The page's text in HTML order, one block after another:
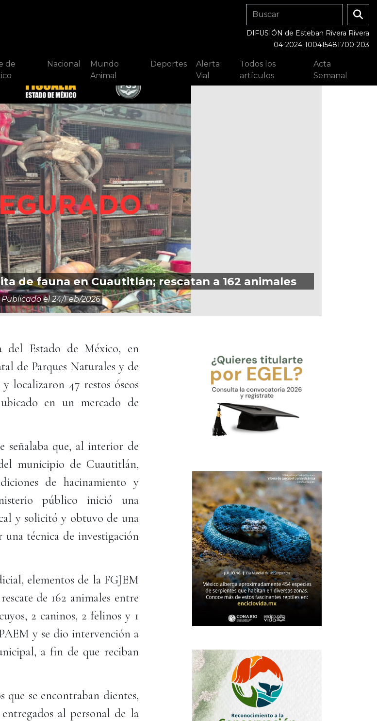
DIFUSIÓN de Esteban Rivera Rivera
04-2024-100415481700-203
de
Nacional
Mundo
Animal
Deportes
Alerta
Vial
Todos los
artículos
Acta
Semanal
de fauna en Cuautitlán; rescatan a 162 animales
Publicado el24/feb/2026
del Estado de México, en
de Parques Naturales y de
localizaron 47 restos óseos
en un mercado de
señalaba que, al interior de
municipio de Cuautitlán,
de hacinamiento y
público inició una
y solicitó y obtuvo de una
técnica de investigación
elementos de la FGJEM
de 162 animales entre
2 caninos, 2 felinos y 1
y se dio intervención a
a fin de que reciban
que se encontraban dientes,
al personal de la